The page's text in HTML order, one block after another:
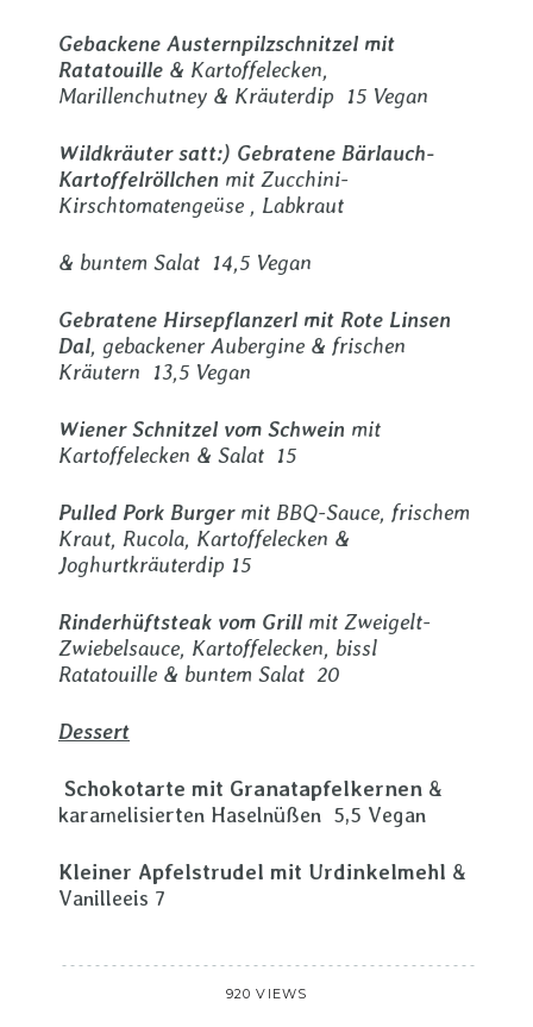
Gebackene Austernpilzschnitzel mit
Ratatouille & Kartoffelecken,
Marillenchutney & Kräuterdip 15 Vegan
Wildkräuter satt:) Gebratene Bärlauch-
Kartoffelröllchen mit Zucchini-
Kirschtomatengeüse , Labkraut
& buntem Salat 14,5 Vegan
Gebratene Hirsepflanzerl mit Rote Linsen
Dal, gebackener Aubergine & frischen
Kräutern 13,5 Vegan
Wiener Schnitzel vom Schwein mit
Kartoffelecken & Salat 15
Pulled Pork Burgermit BBQ-Sauce, frischem
Kraut, Rucola, Kartoffelecken &
Joghurtkräuterdip 15
Rinderhüftsteak vom Grill mit Zweigelt-
Zwiebelsauce, Kartoffelecken, bissl
Ratatouille & buntem Salat 20
Dessert
Schokotarte mit Granatapfelkernen &
karamelisierten Haselnüßen 5,5 Vegan
Kleiner Apfelstrudel mit Urdinkelmehl &
Vanilleeis 7
920 VIEWS